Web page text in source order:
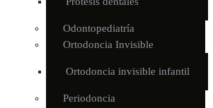
Odontopediatría
Ortodoncia Invisible
Ortodoncia invisible infantil
Periodoncia